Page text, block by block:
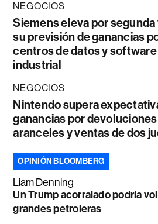
NEGOCIOS
Siemens eleva por segunda
su previsión de ganancias
centros de datos y software
industrial
NEGOCIOS
Nintendo supera
ganancias por
aranceles y ventas de dos
OPINIÓN BLOOMBERG
Liam Denning
Un Trump acorralado podría
grandes petroleras